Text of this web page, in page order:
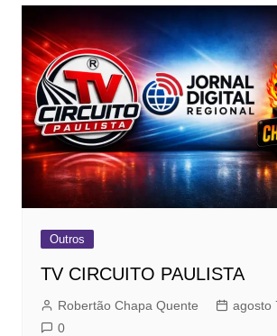
Outros
TV CIRCUITO PAULISTA
Robertão Chapa Quente
agosto
0